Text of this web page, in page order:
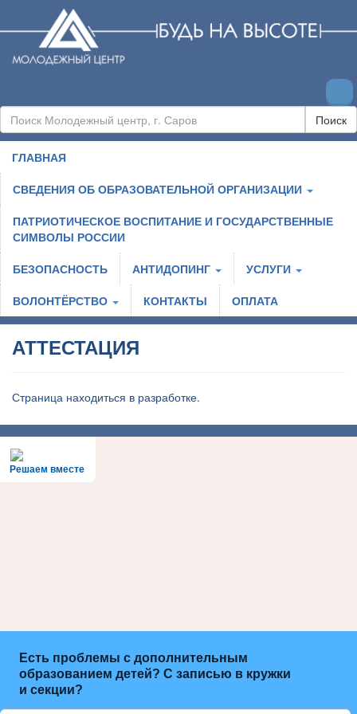
Поиск
ГЛАВНАЯ
СВЕДЕНИЯ ОБ ОБРАЗОВАТЕЛЬНОЙ ОРГАНИЗАЦИИ
ПАТРИОТИЧЕСКОЕ ВОСПИТАНИЕ И ГОСУДАРСТВЕННЫЕ
СИМВОЛЫ РОССИИ
БЕЗОПАСНОСТЬ
АНТИДОПИНГ
УСЛУГИ
ВОЛОНТЁРСТВО
КОНТАКТЫ ОПЛАТА
АТТЕСТАЦИЯ
Страница находиться в разработке.
Решаем вместе
Есть проблемы с дополнительным
образованием детей? С записью в кружки
и секции?